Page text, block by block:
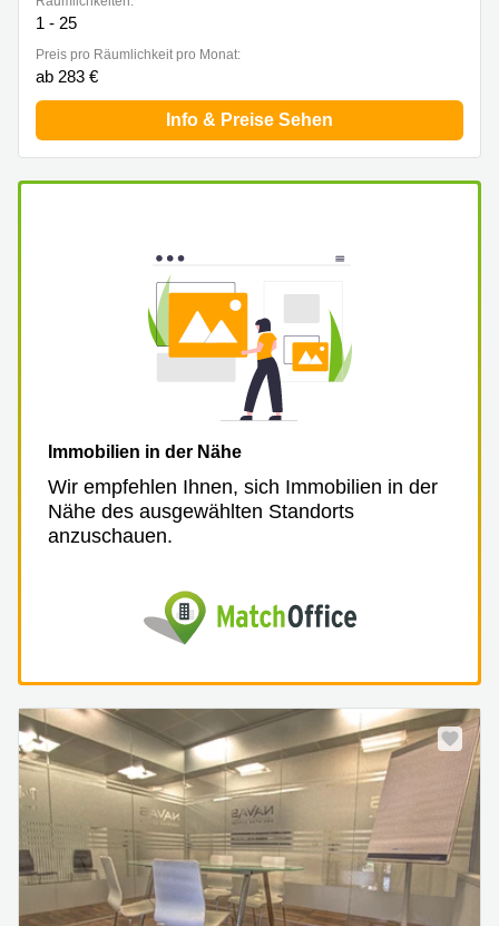
1 - 25
Preis pro Räumlichkeit pro Monat:
ab 283 €
Info & Preise Sehen
Immobilien in der Nähe
Wir empfehlen Ihnen, sich Immobilien in der
Nähe des ausgewählten Standorts
anzuschauen.